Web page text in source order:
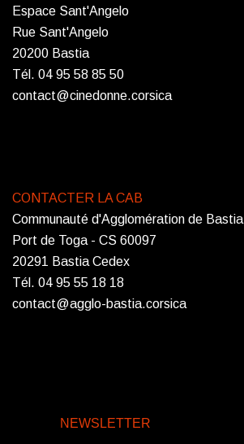
Espace Sant'Angelo
Rue Sant'Angelo
20200 Bastia
Tél. 04 95 58 85 50
contact@cinedonne.corsica
CONTACTER LA CAB
Communauté d'Agglomération de Bastia
Port de Toga - CS 60097
20291 Bastia Cedex
Tél. 04 95 55 18 18
contact@agglo-bastia.corsica
NEWSLETTER